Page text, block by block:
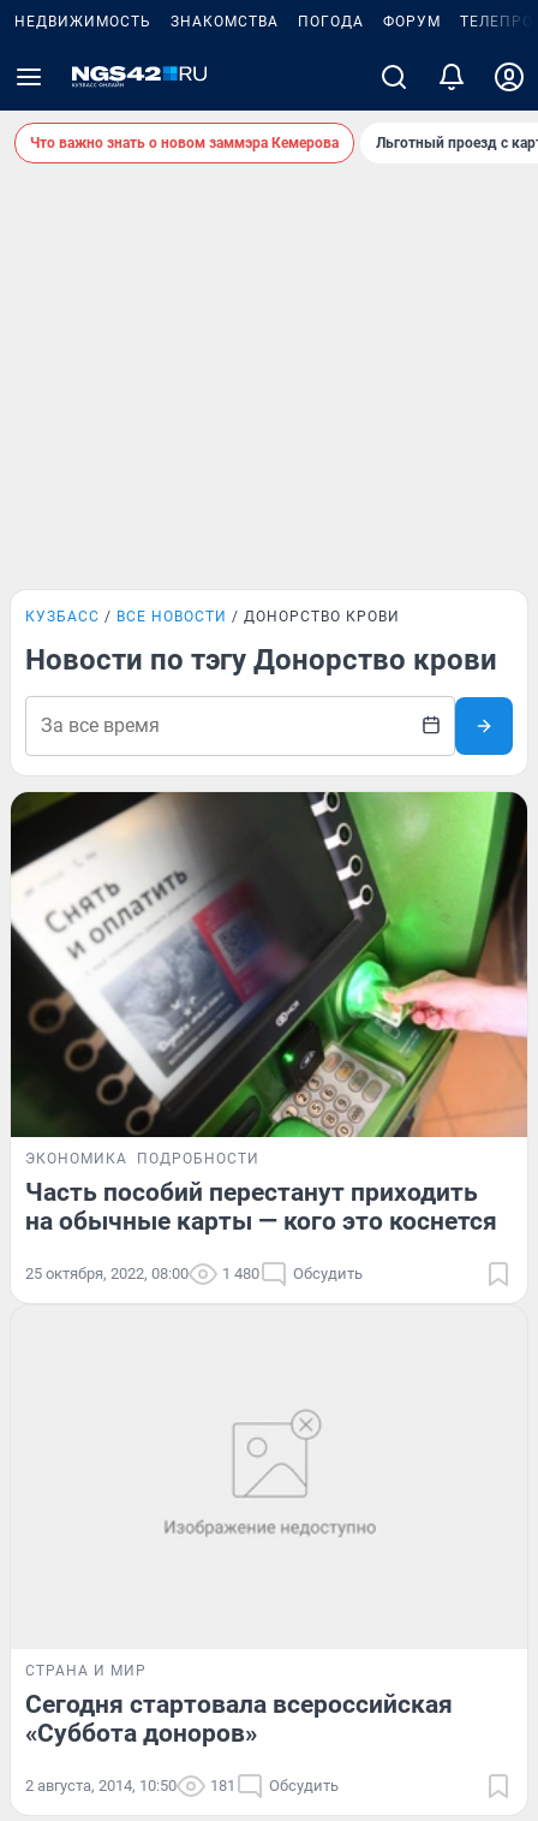
НЕДВИЖИМОСТЬ ЗНАКОМСТВА ПОГОДА ФОРУМ
Что важно знать о новом заммэра Кемерова Льготный проезд с
КУЗБАСС ВСЕ НОВОСТИ ДОНОРСТВО КРОВИ
Новости по тэгу Донорство крови
ЭКОНОМИКА ПОДРОБНОСТИ
Часть пособий перестанут приходить
на обычные карты — кого это коснется
25 октября, 2022, 08:00 1 480 Обсудить
СТРАНА И МИР
Сегодня стартовала всероссийская
«Суббота доноров»
2 августа, 2014, 10:50 181 Обсудить